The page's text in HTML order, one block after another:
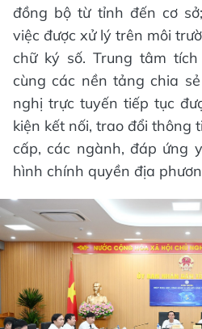
đồng bộ từ tỉnh đến cơ
việc được xử lý trên môi
chữ ký số. Trung tâm
cùng các nền tảng chia
nghị trực tuyến tiếp tục
kiện kết nối, trao đổi thông
cấp, các ngành, đáp ứng
hình chính quyền địa